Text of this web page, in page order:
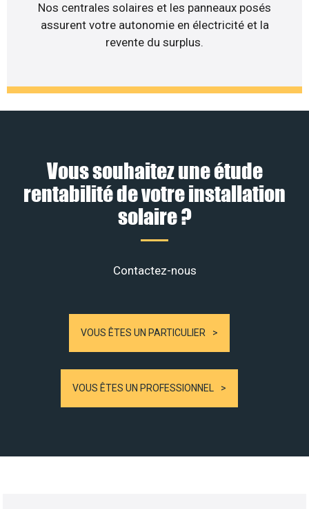
Nos centrales solaires et les panneaux posés
assurent votre autonomie en électricité et la
revente du surplus.
Vous souhaitez une étude
rentabilité de votre installation
solaire ?
Contactez-nous
VOUS ÊTES UN PARTICULIER
VOUS ÊTES UN PROFESSIONNEL